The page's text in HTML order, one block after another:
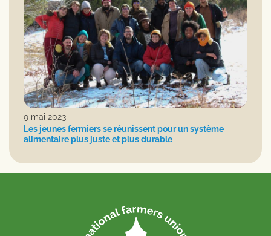
9 mai 2023
Les jeunes fermiers se réunissent pour un système
alimentaire plus juste et plus durable